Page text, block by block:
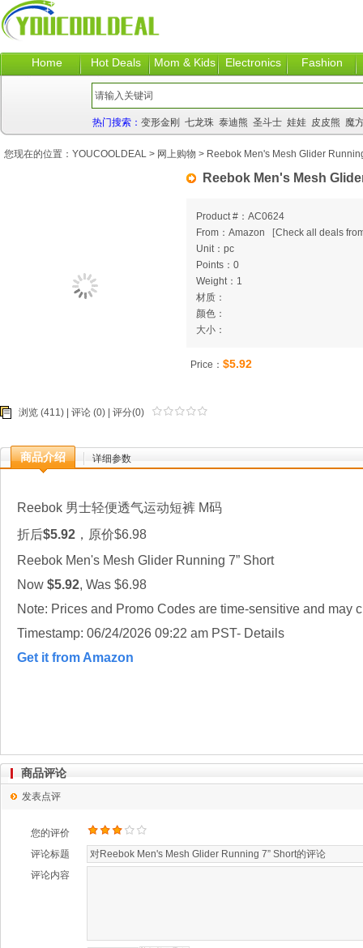
Home Hot Deals Mom & Kids Electronics Fashion
热门搜索： 变形金刚 七龙珠 泰迪熊 圣斗士 娃娃 皮皮熊 魔
Reebok Men's Mesh
Product #：AC0624
From：Amazon
[Check all deals
Unit：pc
Points：0
Weight：1
材质：
颜色：
大小：
Price： $5.92
浏览 (411) | 评论 (0) | 评分(0)
商品介绍 详细参数
Reebok 男士轻便透气运动短裤 M码
折后$5.92 ，原价$6.98
Reebok Men's Mesh Glider Running 7” Short
Now $5.92, Was $6.98
Note: Prices and Promo Codes are time-sensitive and may
Timestamp: 06/24/2026 09:22 am PST- Details
Get it from Amazon
您现在的位置： YOUCOOLDEAL > 网上购物 > Reebok Men's Mesh Glider
商品评论
发表点评
您的评价
评论标题
评论内容